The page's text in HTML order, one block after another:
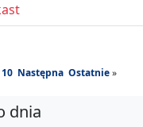
10 Następna Ostatnie»
dnia